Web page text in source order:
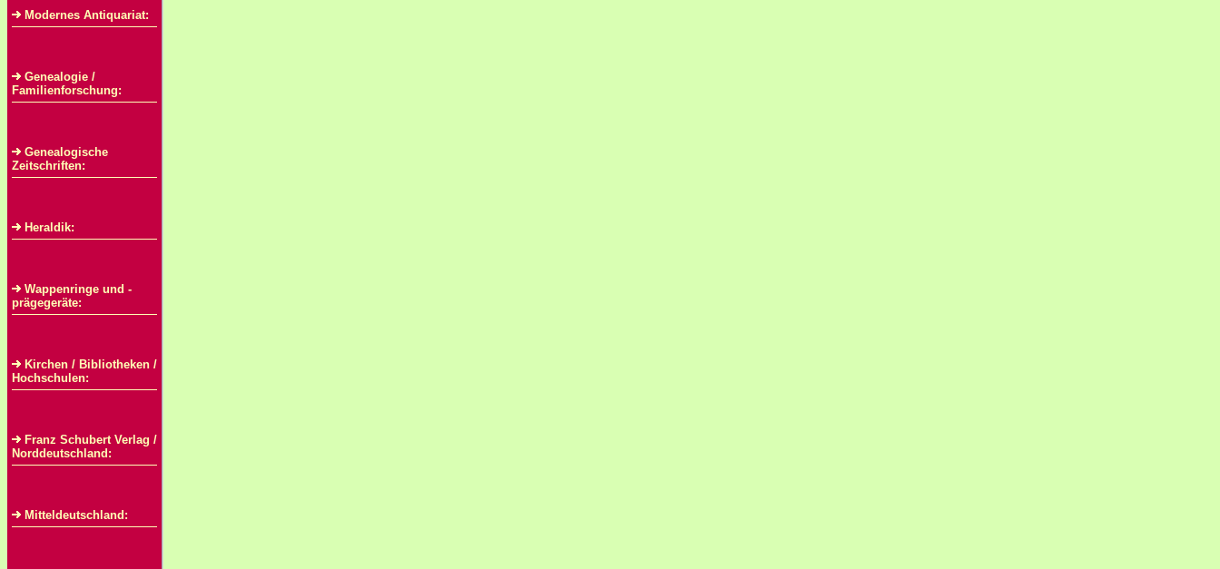
Modernes Antiquariat:
Genealogie /
Familienforschung:
Genealogische
Zeitschriften:
Heraldik:
Wappenringe und -
prägegeräte:
Kirchen / Bibliotheken /
Hochschulen:
Franz Schubert Verlag /
Norddeutschland:
Mitteldeutschland: